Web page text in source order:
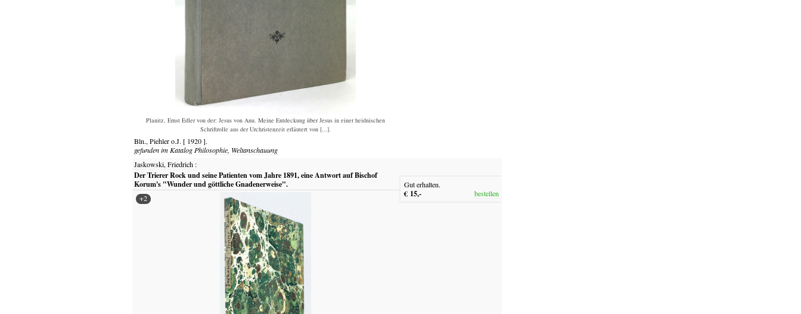
Planitz, Ernst Edler von der: Jesus von Anu. Meine Entdeckung über Jesus in einer heidnischen
Schriftrolle aus der Urchristenzeit erläutert von [...].
Bln., Piehler o.J. [ 1920 ].
gefunden im Katalog Philosophie, Weltanschauung
Jaskowski, Friedrich:
Der Trierer Rock und seine Patienten vom Jahre 1891, eine Antwort auf Bischof
Korum's "Wunder und göttliche Gnadenerweise".
+2
Gut erhalten.
€ 15,- bestellen